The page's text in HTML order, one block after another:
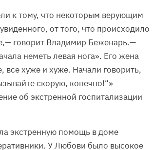
к тому, что некоторым верующим
от того, что происходило
говорит Владимир Беженарь.—
неметь левая нога». Его жена
хуже и хуже. Начали говорить,
скорую, конечно!“»
об экстренной госпитализации
экстренную помощь в доме
У Любови было высокое